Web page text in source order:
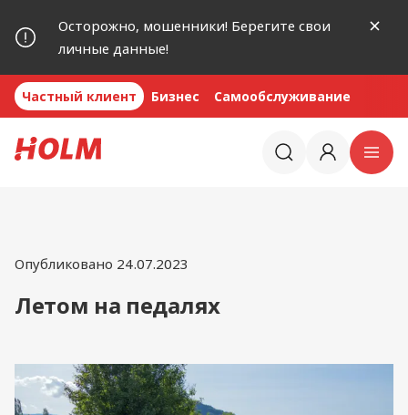
Осторожно, мошенники! Берегите свои
личные данные!
Частный клиент Бизнес Самообслуживание
Опубликовано 24.07.2023
Летом на педалях